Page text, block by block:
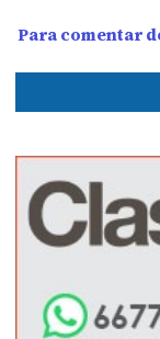
Para comentar